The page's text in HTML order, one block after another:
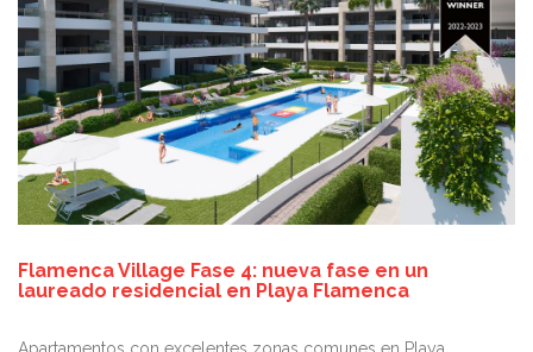
Flamenca Village Fase 4: nueva fase en un
laureado residencial en Playa Flamenca